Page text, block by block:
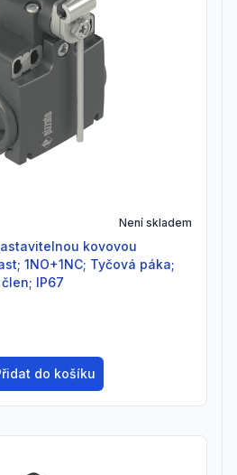
Není skladem
1NO+1NC; Tyčová páka;
IP67
do košíku